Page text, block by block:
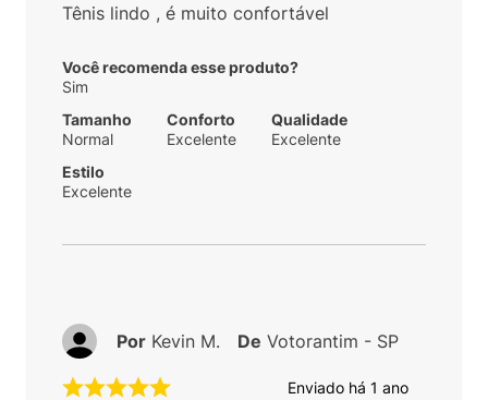
Tênis lindo , é muito confortável
Você recomenda esse produto?
Sim
Tamanho
Normal
Conforto
Excelente
Qualidade
Excelente
Estilo
Excelente
Enviado há 1 ano
Por Kevin M. De Votorantim - SP